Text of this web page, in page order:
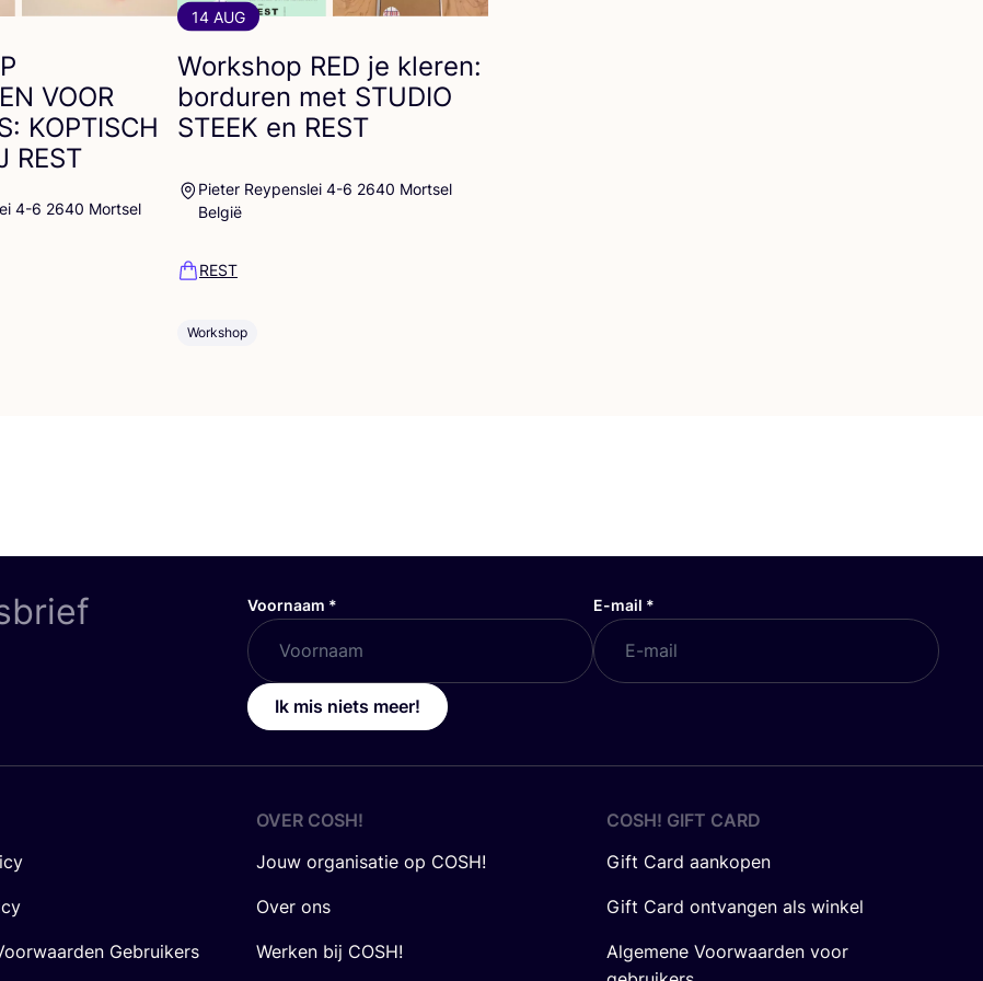
VOOR
: KOPTISCH
REST
4-6 2640 Mortsel
14 AUG
Workshop RED je kleren:
borduren met STUDIO
STEEK en REST
Pieter Reypenslei 4-6 2640 Mortsel
België
REST
Workshop
Voornaam * E-mail *
Ik mis niets meer!
Gebruikers
OVER COSH!
Jouw organisatie op COSH!
Over ons
Werken bij COSH!
COSH! GIFT CARD
Gift Card aankopen
Gift Card ontvangen als winkel
Algemene Voorwaarden voor